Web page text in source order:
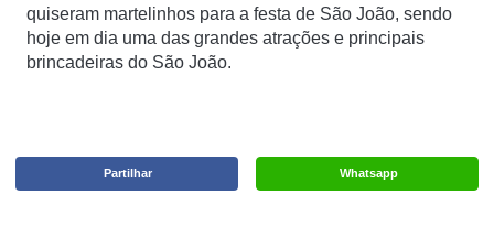
quiseram martelinhos para a festa de São João, sendo
hoje em dia uma das grandes atrações e principais
brincadeiras do São João.
Whatsapp
Partilhar